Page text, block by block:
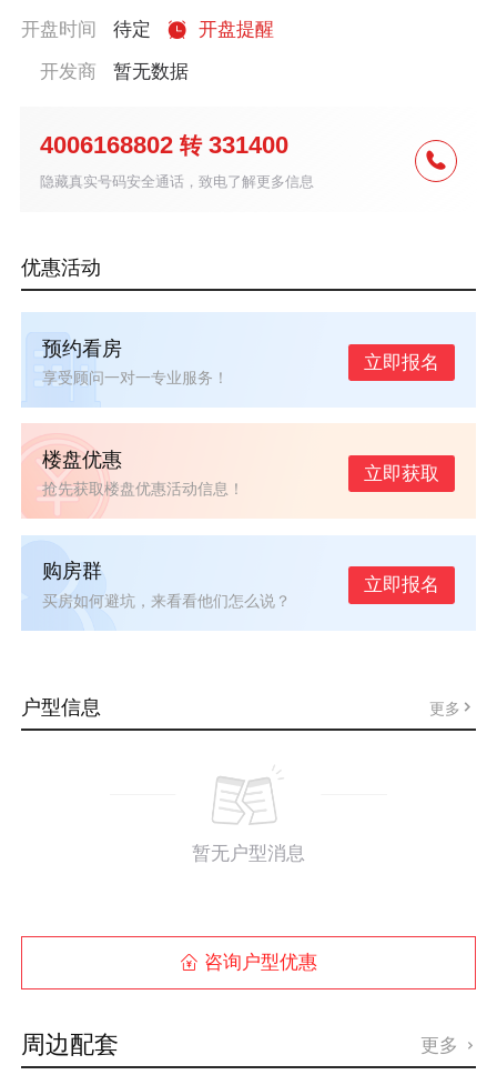
开盘时间
待定
开盘提醒
开发商
暂无数据
4006168802 转 331400
隐藏真实号码安全通话，致电了解更多信息
优惠活动
预约看房
享受顾问一对一专业服务！
立即报名
楼盘优惠
抢先获取楼盘优惠活动信息！
立即获取
购房群
买房如何避坑，来看看他们怎么说？
立即报名
户型信息 更多
暂无户型消息
 咨询户型优惠
周边配套 更多 